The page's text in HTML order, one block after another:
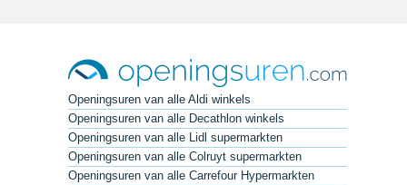
Openingsuren van alle Aldi winkels
Openingsuren van alle Decathlon winkels
Openingsuren van alle Lidl supermarkten
Openingsuren van alle Colruyt supermarkten
Openingsuren van alle Carrefour Hypermarkten